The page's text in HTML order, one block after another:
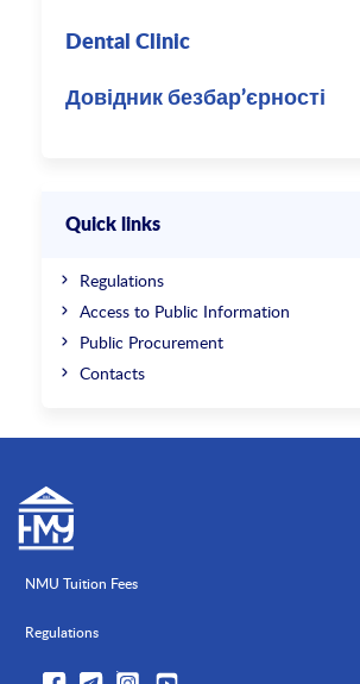
Dental Clinic
Довідник безбар’єрності
Quick links
Regulations
Access to Public Information
Public Procurement
Contacts
NMU Tuition Fees
Regulations